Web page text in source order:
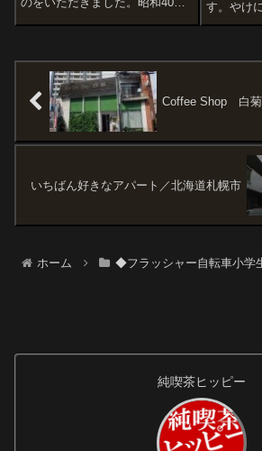
ー）付き自転車。またその話。
当時の価格で６万円前後、現在
だと１５万円くら...
す。やけ
ですが、
Coffee Shop 白
いちばん好きなアパート／北海道札幌市
ホーム ◆フラッシャー自転車小学
純喫茶ヒッピー